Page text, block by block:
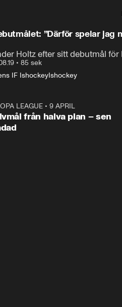
”Därför spelar jag
Holtz efter sitt debutmål för
• 85 sek
IF IshockeyIshockey
LEAGUE• 9 APRIL
från halva plan – sen